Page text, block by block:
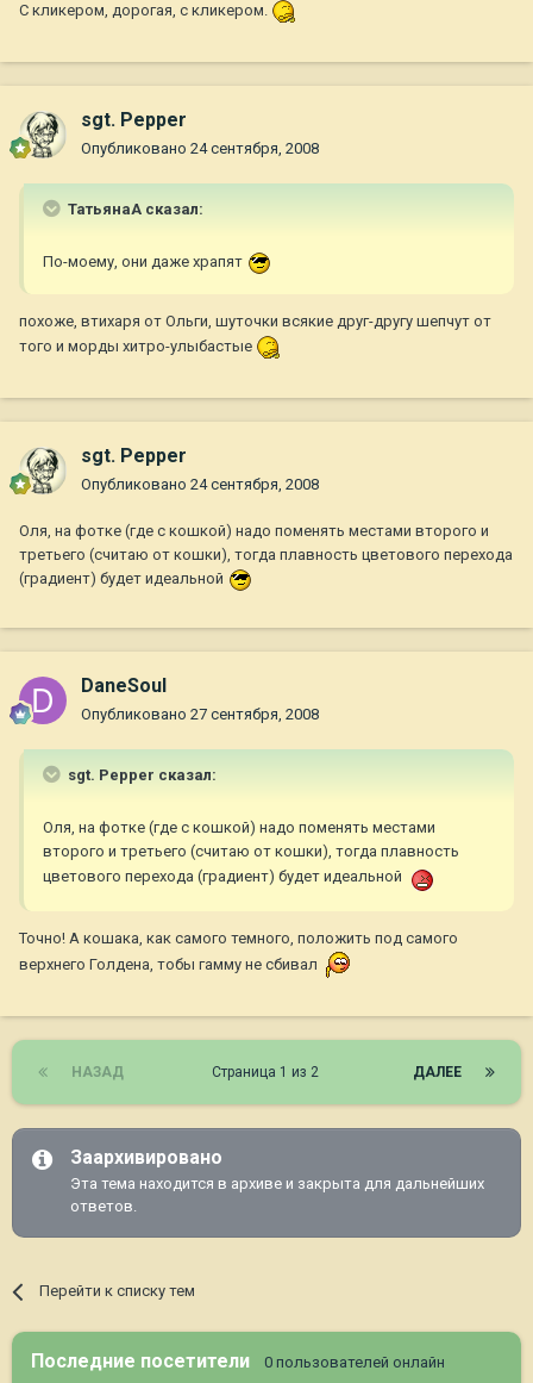
С кликером, дорогая, с кликером.
sgt. Pepper
Опубликовано 24 сентября, 2008
ТатьянаА сказал:
По-моему, они даже храпят
похоже, втихаря от Ольги, шуточки всякие друг-другу шепчут от
того и морды хитро-улыбастые
sgt. Pepper
Опубликовано 24 сентября, 2008
Оля, на фотке (где с кошкой) надо поменять местами второго и
третьего (считаю от кошки), тогда плавность цветового перехода
(градиент) будет идеальной
DaneSoul
Опубликовано 27 сентября, 2008
sgt. Pepper сказал:
Оля, на фотке (где с кошкой) надо поменять местами
второго и третьего (считаю от кошки), тогда плавность
цветового перехода (градиент) будет идеальной
Точно! А кошака, как самого темного, положить под самого
верхнего Голдена, тобы гамму не сбивал
НАЗАД ДАЛЕЕ
Страница 1 из 2
Заархивировано
Эта тема находится в архиве и закрыта для дальнейших
ответов.
Перейти к списку тем
Последние посетители 0 пользователей онлайн